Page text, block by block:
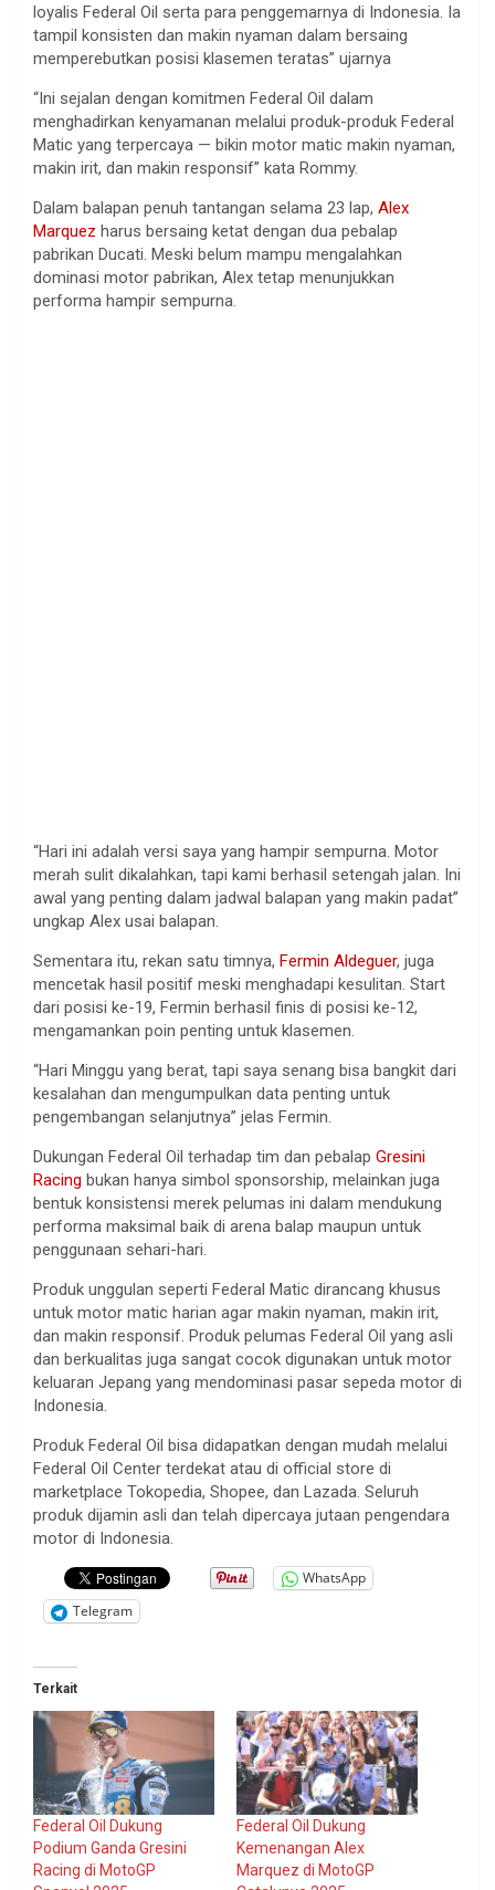
loyalis Federal Oil serta para penggemarnya di Indonesia. Ia
tampil konsisten dan makin nyaman dalam bersaing
memperebutkan posisi klasemen teratas” ujarnya
“Ini sejalan dengan komitmen Federal Oil dalam
menghadirkan kenyamanan melalui produk-produk Federal
Matic yang terpercaya — bikin motor matic makin nyaman,
makin irit, dan makin responsif” kata Rommy.
Dalam balapan penuh tantangan selama 23 lap, Alex
Marquez harus bersaing ketat dengan dua pebalap
pabrikan Ducati. Meski belum mampu mengalahkan
dominasi motor pabrikan, Alex tetap menunjukkan
performa hampir sempurna.
“Hari ini adalah versi saya yang hampir sempurna. Motor
merah sulit dikalahkan, tapi kami berhasil setengah jalan. Ini
awal yang penting dalam jadwal balapan yang makin padat”
ungkap Alex usai balapan.
Sementara itu, rekan satu timnya, Fermin Aldeguer, juga
mencetak hasil positif meski menghadapi kesulitan. Start
dari posisi ke-19, Fermin berhasil finis di posisi ke-12,
mengamankan poin penting untuk klasemen.
“Hari Minggu yang berat, tapi saya senang bisa bangkit dari
kesalahan dan mengumpulkan data penting untuk
pengembangan selanjutnya” jelas Fermin.
Dukungan Federal Oil terhadap tim dan pebalap Gresini
Racing bukan hanya simbol sponsorship, melainkan juga
bentuk konsistensi merek pelumas ini dalam mendukung
performa maksimal baik di arena balap maupun untuk
penggunaan sehari-hari.
Produk unggulan seperti Federal Matic dirancang khusus
untuk motor matic harian agar makin nyaman, makin irit,
dan makin responsif. Produk pelumas Federal Oil yang asli
dan berkualitas juga sangat cocok digunakan untuk motor
keluaran Jepang yang mendominasi pasar sepeda motor di
Indonesia.
Produk Federal Oil bisa didapatkan dengan mudah melalui
Federal Oil Center terdekat atau di official store di
marketplace Tokopedia, Shopee, dan Lazada. Seluruh
produk dijamin asli dan telah dipercaya jutaan pengendara
motor di Indonesia.
WhatsApp
Telegram
Terkait
Federal Oil Dukung
Podium Ganda Gresini
Racing di MotoGP
Federal Oil Dukung
Kemenangan Alex
Marquez di MotoGP